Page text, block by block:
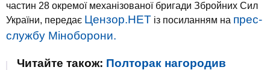
частин 28 окремої механізованої бригади Збройних Сил
України, передає Цензор.НЕТ із посиланням на прес-
службу Міноборони.
Читайте також: Полторак нагородив